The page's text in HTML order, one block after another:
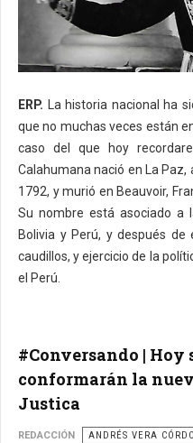
ERP. La historia nacional ha
que no muchas veces están
caso del que hoy
Calahumana nació en La
1792, y murió en Beauvoir,
Su nombre está asociado a
Bolivia y Perú, y después
caudillos, y ejercicio de la
el Perú.
#Conversando | Hoy
conformarán la
Justica
REDACCIÓN ANDRÉS VERA